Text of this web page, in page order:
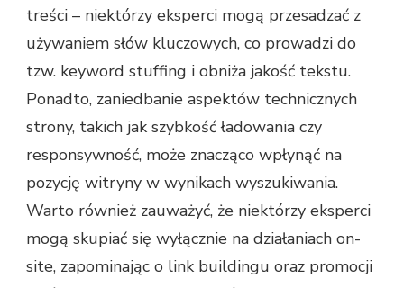
treści – niektórzy eksperci mogą przesadzać z
używaniem słów kluczowych, co prowadzi do
tzw. keyword stuffing i obniża jakość tekstu.
Ponadto, zaniedbanie aspektów technicznych
strony, takich jak szybkość ładowania czy
responsywność, może znacząco wpłynąć na
pozycję witryny w wynikach wyszukiwania.
Warto również zauważyć, że niektórzy eksperci
mogą skupiać się wyłącznie na działaniach on-
site, zapominając o link buildingu oraz promocji